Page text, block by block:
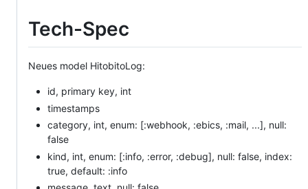
Tech-Spec
Neues model HitobitoLog:
id, primary key, int
timestamps
category, int, enum: [:webhook, :ebics, :mail, ...], null:
false
kind, int, enum: [:info, :error, :debug], null: false, index:
true, default: :info